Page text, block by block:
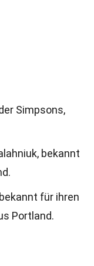
Simpsons,
bekannt
für ihren
Portland.